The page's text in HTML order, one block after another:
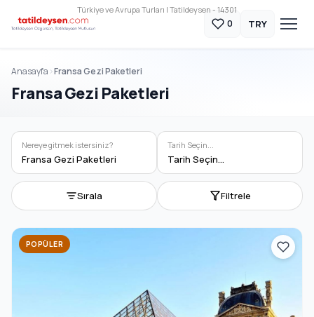
Türkiye ve Avrupa Turları | Tatildeysen - 14301
0 TRY
Anasayfa Fransa Gezi Paketleri
Fransa Gezi Paketleri
Nereye gitmek istersiniz?
Fransa Gezi Paketleri
Tarih Seçin...
Tarih Seçin...
Sırala Filtrele
POPÜLER